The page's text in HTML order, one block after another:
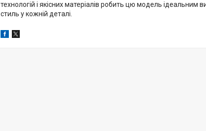
технологій і якісних матеріалів робить цю модель ідеальним
стиль у кожній деталі.